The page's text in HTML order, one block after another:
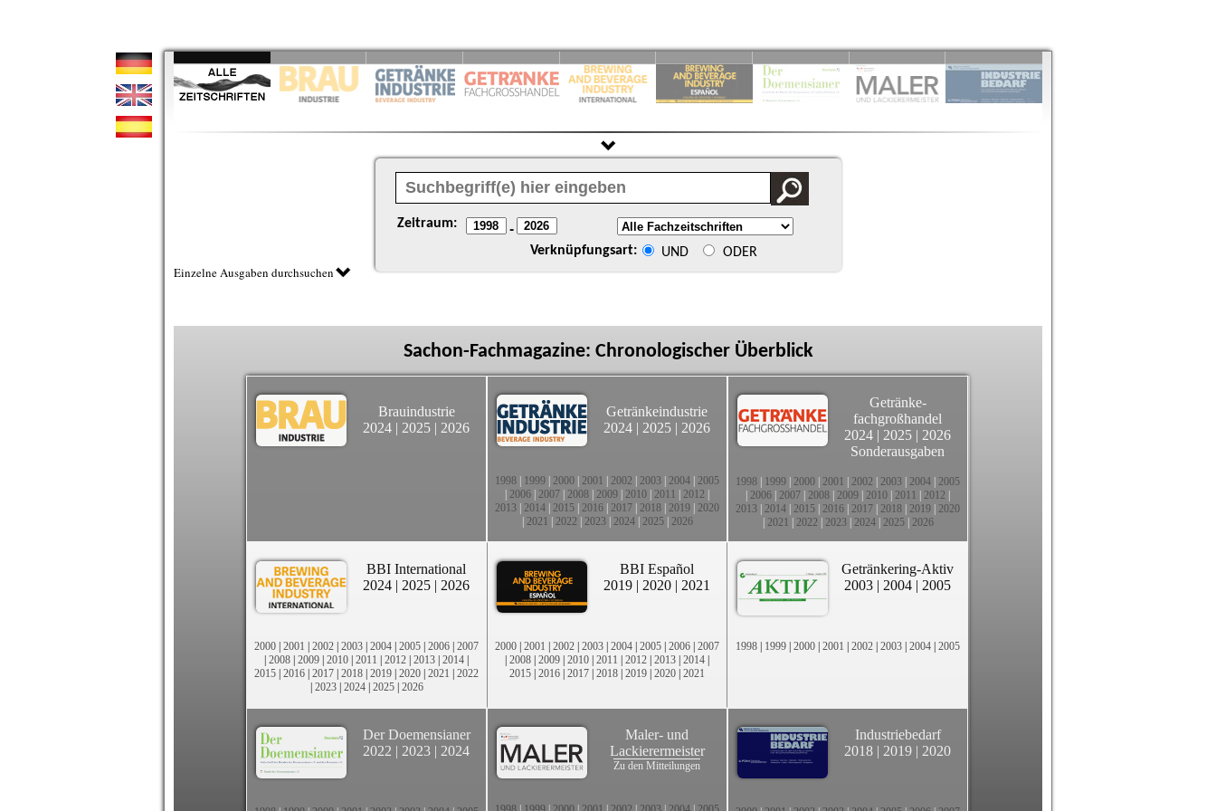
Zeitraum: -
Verknüpfungsart: UND ODER
Einzelne Ausgaben durchsuchen
Sachon-Fachmagazine: Chronologischer Überblick
Brauindustrie
2024 | 2025 | 2026
Getränkeindustrie
2024 | 2025 | 2026
1998 1999 2000 2001 2002 2003 2004 2005
2006 2007 2008 2009 2010 2011 2012
2013 2014 2015 2016 2017 2018 2019 2020
2021 2022 2023| 2024| 2025| 2026
Getränke-
fachgroßhandel
2024 | 2025 | 2026
Sonderausgaben
1998 1999 2000 2001 2002 2003 2004 2005
2006 2007 2008 2009 2010 2011 2012
2013 2014 2015 2016 2017 2018 2019 2020
2021 2022 2023| 2024| 2025| 2026
BBI International
2024 | 2025 | 2026
2000 | 2001 | 2002 | 2003 | 2004 | 2005 | 2006 | 2007
| 2008 | 2009 | 2010 | 2011 | 2012 | 2013 | 2014 |
2015 | 2016 | 2017 | 2018 | 2019 | 2020 | 2021 | 2022
| 2023| 2024| 2025| 2026
BBI Español
2019 | 2020 | 2021
2000 | 2001 | 2002 | 2003 | 2004 | 2005 | 2006 | 2007
| 2008 | 2009 | 2010 | 2011 | 2012 | 2013 | 2014 |
2015 | 2016 | 2017 | 2018 | 2019 | 2020 | 2021
Getränkering-Aktiv
2003 | 2004 | 2005
1998 | 1999 | 2000 | 2001 | 2002 | 2003 | 2004 | 2005
Der Doemensianer
2022 | 2023 | 2024
Maler- und
Lackierermeister
Zu den Mitteilungen
Industriebedarf
2018 | 2019 | 2020